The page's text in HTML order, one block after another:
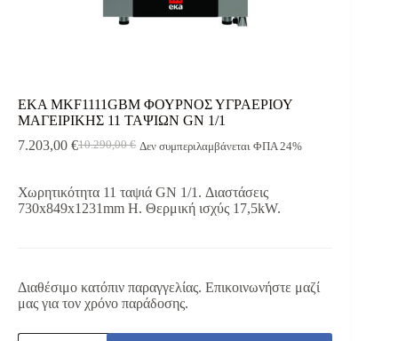
EKA MKF1111GBM ΦΟΥΡΝΟΣ ΥΓΡΑΕΡΙΟΥ
ΜΑΓΕΙΡΙΚΗΣ 11 ΤΑΨΙΩΝ GN 1/1
10.290,00€
Original
10.290,00 €.
7.203,00 €Η
είναι:
7.203,00 €.
Δεν συμπεριλαμβάνεται ΦΠΑ 24%
Χωρητικότητα 11 ταψιά GN 1/1. Διαστάσεις
730x849x1231mm H. Θερμική ισχύς 17,5kW.
Διαθέσιμο κατόπιν παραγγελίας. Επικοινωνήστε μαζί
μας για τον χρόνο παράδοσης.